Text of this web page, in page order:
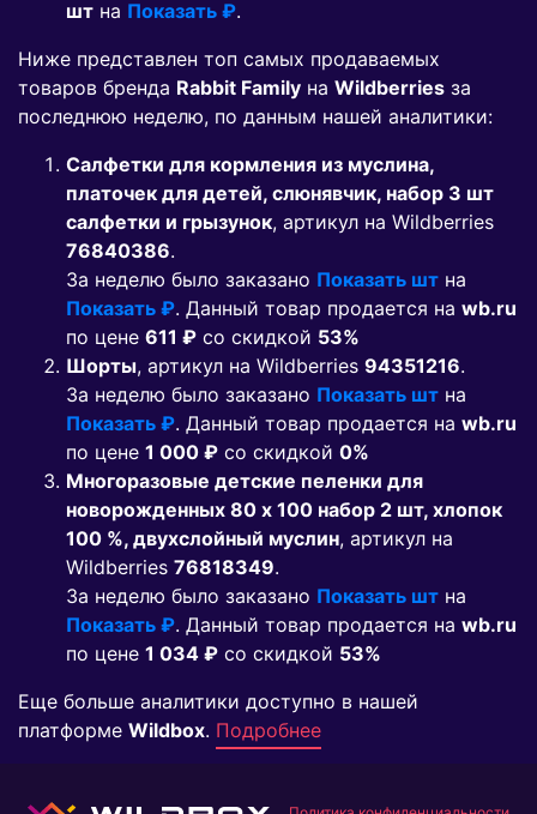
шт на Показать ₽.
Ниже представлен топ самых продаваемых
товаров бренда Rabbit Family на Wildberries за
последнюю неделю, по данным нашей аналитики:
Салфетки для кормления из муслина,
платочек для детей, слюнявчик, набор 3 шт
салфетки и грызунок, артикул на Wildberries
76840386.
За неделю было заказано Показать шт на
Показать ₽. Данный товар продается на wb.ru
по цене 611 ₽ co скидкой 53%
Шорты, артикул на Wildberries 94351216.
За неделю было заказано Показать шт на
Показать ₽. Данный товар продается на wb.ru
по цене 1 000 ₽ co скидкой 0%
Многоразовые детские пеленки для
новорожденных 80 x 100 набор 2 шт, хлопок
100 %, двухслойный муслин, артикул на
Wildberries 76818349.
За неделю было заказано Показать шт на
Показать ₽. Данный товар продается на wb.ru
по цене 1 034 ₽ co скидкой 53%
Еще больше аналитики доступно в нашей
платформе Wildbox. Подробнее